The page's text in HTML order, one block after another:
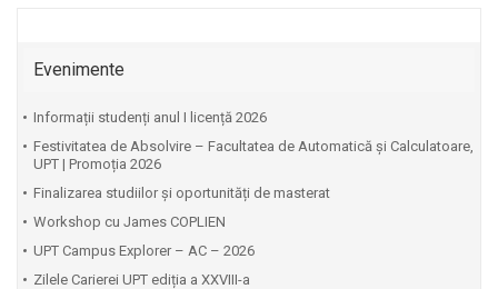
Evenimente
Informații studenți anul I licență 2026
Festivitatea de Absolvire – Facultatea de Automatică și Calculatoare,
UPT | Promoția 2026
Finalizarea studiilor și oportunități de masterat
Workshop cu James COPLIEN
UPT Campus Explorer – AC – 2026
Zilele Carierei UPT ediția a XXVIII-a